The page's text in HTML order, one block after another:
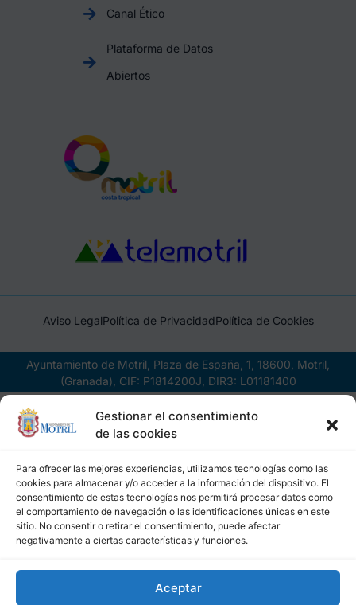
Gestionar el consentimiento
de las cookies
Para ofrecer las mejores experiencias, utilizamos tecnologías como las
cookies para almacenar y/o acceder a la información del dispositivo. El
consentimiento de estas tecnologías nos permitirá procesar datos como
el comportamiento de navegación o las identificaciones únicas en este
sitio. No consentir o retirar el consentimiento, puede afectar
negativamente a ciertas características y funciones.
Aceptar
Canal Ético
Plataforma de Datos
Abiertos
Aviso LegalPolítica de PrivacidadPolítica de Cookies
Ayuntamiento de Motril, Plaza de España, 1, 18600, Motril,
(Granada), CIF: P1814200J, DIR3: L01181400